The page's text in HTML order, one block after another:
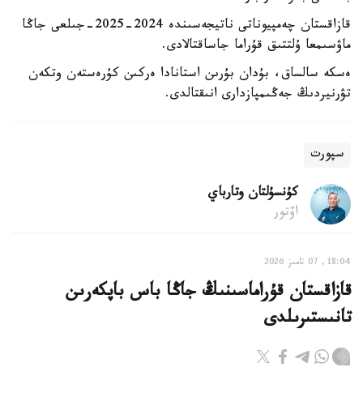
قازاقستان چەمپيوناتى ناتيجەسىندە 2024-2025-جىلعى جاڭا
ماۋسىمعا ۇلتتىق قۇراما جاساقتالادى.
ەسكە سالساق، بۇدان بۇرىن استانادا ەركىن كۇرەستەن وتكەن
تۋرنيردىڭ جەڭىمپازدارى انىقتالدى.
سپورت
كۇنسۇلتان وتارباي
اۆتور
18:04, 07 تامىز 2026
قازاقستان قۇراماسىنىڭ جاڭا باس باپكەرىن
تانىستىرىلدى